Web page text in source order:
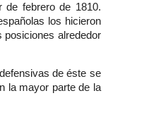
de febrero de 1810.
los hicieron
posiciones alrededor
de éste se
la mayor parte de la